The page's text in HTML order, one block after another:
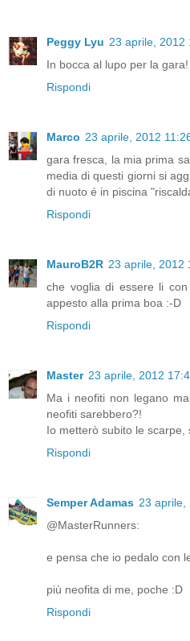
Peggy Lyu 23 aprile, 2012
In bocca al lupo per la
Rispondi
Marco 23 aprile, 2012
gara fresca, la mia prima
media di questi giorni si
di nuoto é in piscina
Rispondi
MauroB2R 23 aprile, 2012
che voglia di essere li
appesto alla prima boa :-D
Rispondi
Master 23 aprile, 2012
Ma i neofiti non legano
neofiti sarebbero?!
Io metterò subito le scarpe,
Rispondi
Semper Adamas 23 aprile,
@MasterRunners:
e pensa che io pedalo con
più neofita di me, poche :D
Rispondi